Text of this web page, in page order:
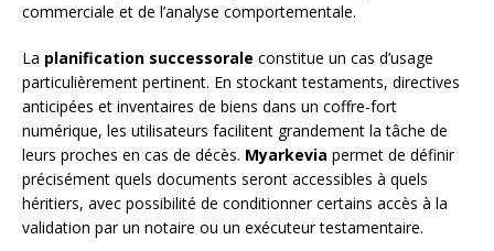
commerciale et de l’analyse comportementale.
La planification successorale constitue un cas d’usage
particulièrement pertinent. En stockant testaments, directives
anticipées et inventaires de biens dans un coffre-fort
numérique, les utilisateurs facilitent grandement la tâche de
leurs proches en cas de décès. Myarkevia permet de définir
précisément quels documents seront accessibles à quels
héritiers, avec possibilité de conditionner certains accès à la
validation par un notaire ou un exécuteur testamentaire.